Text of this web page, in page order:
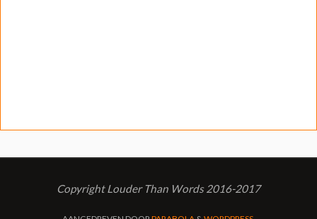
Copyright Louder Than Words 2016-2017